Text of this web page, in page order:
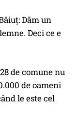
Dăm un
Deci ce e
de comune nu
de oameni
le este cel